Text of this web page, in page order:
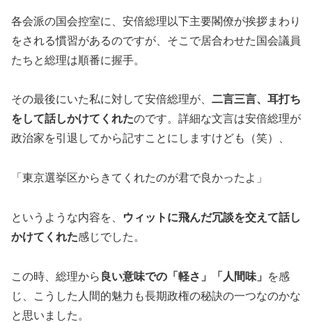
各会派の国会控室に、安倍総理以下主要閣僚が挨拶まわり
をされる慣習があるのですが、そこで居合わせた国会議員
たちと総理は順番に握手。
その最後にいた私に対して安倍総理が、 二言三言、耳打ち
をして話しかけてくれたのです。詳細な文言は安倍総理が
政治家を引退してから記すことにしますけども（笑）、
「東京選挙区からきてくれたのが君で良かったよ」
というような内容を、
ウィットに飛んだ冗談を交えて話し
かけてくれた感じでした。
この時、総理から 良い意味での「軽さ」「人間味」
を感
じ、こうした人間的魅力も長期政権の秘訣の一つなのかな
と思いました。